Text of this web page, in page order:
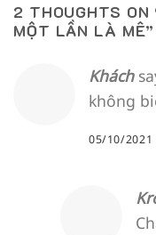
2 THOUGHTS ON
MỘT LẦN LÀ MÊ”
Khách
không
05/10/2021